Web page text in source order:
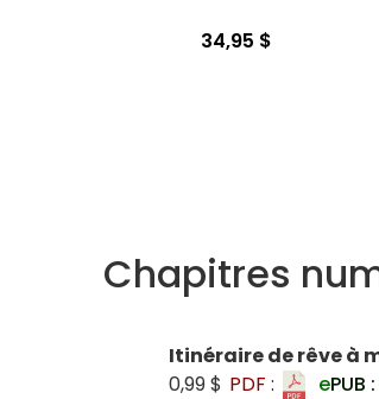
34,95 $
Chapitres
Itinéraire de rêve à
0,99 $ PDF : ePUB :